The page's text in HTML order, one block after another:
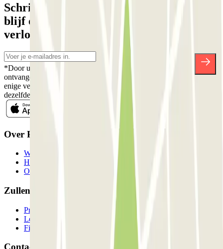
Schrijf je in voor onze nieuwsbrief en
blijf op de hoogte van kortingen,
verlotingen en vele andere verrassingen.
*Door u in te schrijven aanvaardt u ons Privacybeleid voor het
ontvangen van commerciële communicatie van Parclick. Zonder
enige verplichting kunt u zich uitschrijven wanneer u maar wilt in
dezelfde nieuwsbrief.
Over Parclick
Wie we zijn
Hoe het werkt
Onze parkeergarages
Zullen we samenwerken?
Professionals
Leverancier parkeren
Filialen